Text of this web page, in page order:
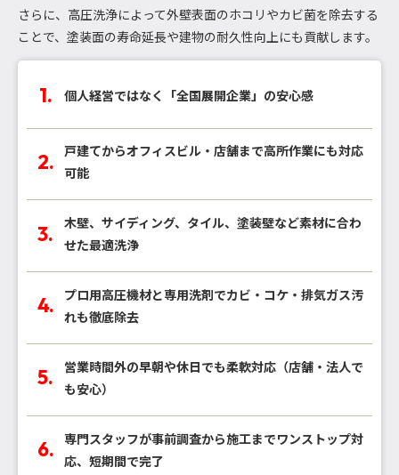
さらに、高圧洗浄によって外壁表面のホコリやカビ菌を除去する
ことで、塗装面の寿命延長や建物の耐久性向上にも貢献します。
個人経営ではなく「全国展開企業」の安心感
戸建てからオフィスビル・店舗まで高所作業にも対応
可能
木壁、サイディング、タイル、塗装壁など素材に合わ
せた最適洗浄
プロ用高圧機材と専用洗剤でカビ・コケ・排気ガス汚
れも徹底除去
営業時間外の早朝や休日でも柔軟対応（店舗・法人で
も安心）
専門スタッフが事前調査から施工までワンストップ対
応、短期間で完了